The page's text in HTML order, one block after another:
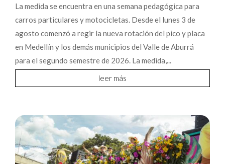
La medida se encuentra en una semana pedagógica para
carros particulares y motocicletas. Desde el lunes 3 de
agosto comenzó a regir la nueva rotación del pico y placa
en Medellín y los demás municipios del Valle de Aburrá
para el segundo semestre de 2026. La medida,...
leer más